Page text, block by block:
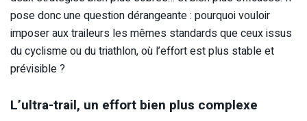
pose donc une question dérangeante : pourquoi vouloir
imposer aux traileurs les mêmes standards que ceux issus
du cyclisme ou du triathlon, où l’effort est plus stable et
prévisible ?
L’ultra-trail, un effort bien plus complexe